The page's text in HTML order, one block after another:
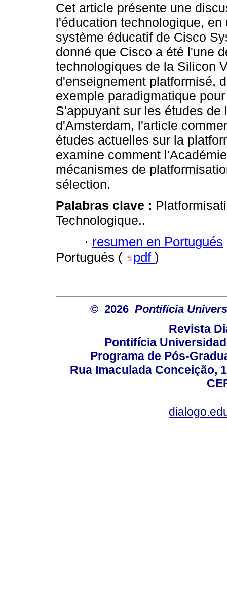
Cet article présente une
l'éducation technologique,
système éducatif de Cisco
donné que Cisco a été l'une
technologiques de la Silicon
d'enseignement platformisé,
exemple paradigmatique
S'appuyant sur les études
d'Amsterdam, l'article
études actuelles sur la
examine comment
mécanismes de
sélection.
Palabras clave :
Technologique..
· resumen en Portugués
Portugués (
pdf )
© 2026 Pontifícia
Revista
Pontifícia
Programa de Pós-
Rua Imaculada Conceição,